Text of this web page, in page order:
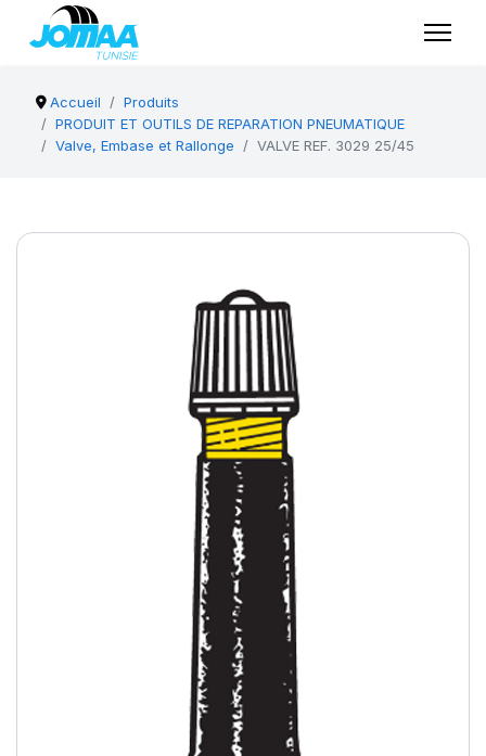
Accueil
Produits
PRODUIT ET OUTILS DE REPARATION PNEUMATIQUE
Valve, Embase et Rallonge
VALVE REF. 3029 25/45